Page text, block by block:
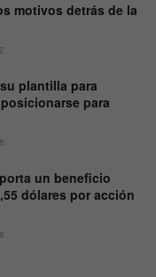
motivos detrás de la
plantilla para
para
un beneficio
dólares por acción